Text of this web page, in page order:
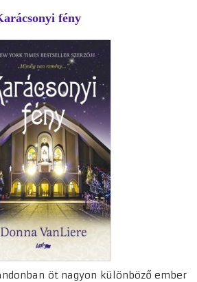
fény
öt nagyon különböző ember